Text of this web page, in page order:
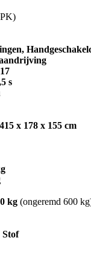
s
415 x 178 x 155 cm
kg (ongeremd 600